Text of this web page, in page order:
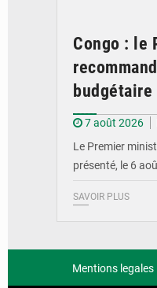
Congo : le
7 août 2026
Le Premier
présenté, le 6
SAVOIR PLUS
Mentions legales